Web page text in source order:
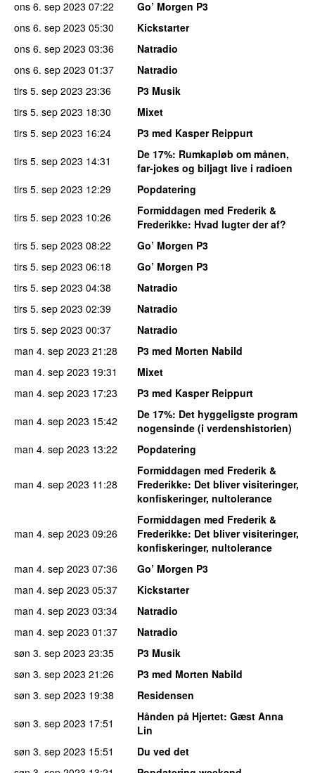
ons 6. sep 2023 07:22
Go’ Morgen P3
ons 6. sep 2023 05:30
Kickstarter
ons 6. sep 2023 03:36
Natradio
ons 6. sep 2023 01:37
Natradio
tirs 5. sep 2023 23:36
P3 Musik
tirs 5. sep 2023 18:30
Mixet
tirs 5. sep 2023 16:24
P3 med Kasper Reippurt
tirs 5. sep 2023 14:31 De 17%: Rumkapløb om månen,
far-jokes og biljagt live i radioen
tirs 5. sep 2023 12:29
Popdatering
tirs 5. sep 2023 10:26
Formiddagen med Frederik &
Frederikke: Hvad lugter der af?
tirs 5. sep 2023 08:22
Go’ Morgen P3
tirs 5. sep 2023 06:18
Go’ Morgen P3
tirs 5. sep 2023 04:38
Natradio
tirs 5. sep 2023 02:39
Natradio
tirs 5. sep 2023 00:37
Natradio
man 4. sep 2023 21:28
P3 med Morten Nabild
man 4. sep 2023 19:31
Mixet
man 4. sep 2023 17:23
P3 med Kasper Reippurt
man 4. sep 2023 15:42 De 17%: Det hyggeligste program
nogensinde (i verdenshistorien)
man 4. sep 2023 13:22 Popdatering
man 4. sep 2023 11:28
Formiddagen med Frederik &
Frederikke: Det bliver visiteringer,
konfiskeringer, nultolerance
man 4. sep 2023 09:26
Formiddagen med Frederik &
Frederikke: Det bliver visiteringer,
konfiskeringer, nultolerance
man 4. sep 2023 07:36
Go’ Morgen P3
man 4. sep 2023 05:37
Kickstarter
man 4. sep 2023 03:34
Natradio
man 4. sep 2023 01:37
Natradio
søn 3. sep 2023 23:35
P3 Musik
søn 3. sep 2023 21:26
P3 med Morten Nabild
søn 3. sep 2023 19:38
Residensen
søn 3. sep 2023 17:51 Hånden på Hjertet: Gæst Anna
Lin
søn 3. sep 2023 15:51
Du ved det